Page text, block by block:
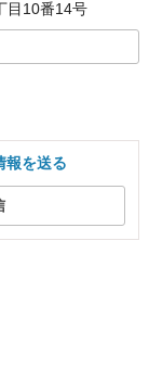
目10番14号
報を送る